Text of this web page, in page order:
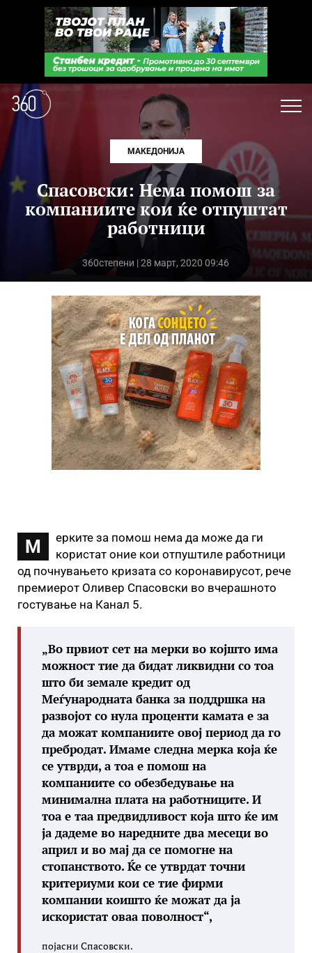
МАКЕДОНИЈА
Спасовски: Нема помош за
компаниите кои ќе отпуштат
работници
360степени | 28 март, 2020 09:46
М
ерките за помош нема да може да ги
користат оние кои отпуштиле работници
од почнувањето кризата со коронавирусот, рече
премиерот Оливер Спасовски во вчерашното
гостување на Канал 5.
„Во првиот сет на мерки во којшто има
можност тие да бидат ликвидни со тоа
што би земале кредит од
Меѓународната банка за поддршка на
развојот со нула проценти камата е за
да можат компаниите овој период да го
пребродат. Имаме следна мерка која ќе
се утврди, а тоа е помош на
компаниите со обезбедување на
минимална плата на работниците. И
тоа е таа предвидливост која што ќе им
ја дадеме во наредните два месеци во
април и во мај да се помогне на
стопанството. Ќе се утврдат точни
критериуми кои се тие фирми
компании коишто ќе можат да ја
искористат оваа поволност“,
појасни Спасовски.